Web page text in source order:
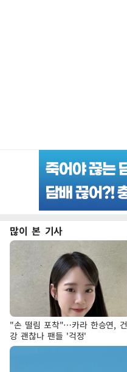
많이 본 기사
"손 떨림 포착"…카라 한승연, 건
강 괜찮나 팬들 '걱정'